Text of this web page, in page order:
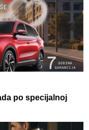
po specijalnoj